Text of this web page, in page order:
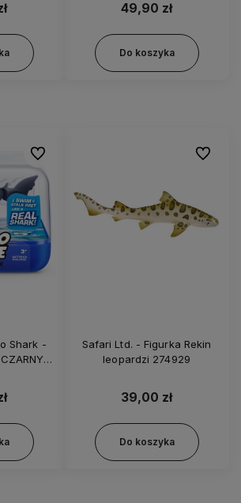
49,90 zł
Do koszyka
Shark -
Do ulubionych
Safari Ltd. - Figurka Rekin
leopardzi 274929
39,00 zł
Do koszyka
Do